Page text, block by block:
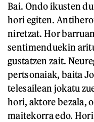
Bai. Ondo ikusten
hori egiten.
niretzat. Hor
sentimenduekin
gustatzen zait.
pertsonaiak, baita
telesailean jokatu
hori, aktore bezala,
maitekorra edo.